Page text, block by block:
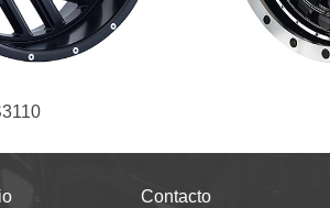
Contacto